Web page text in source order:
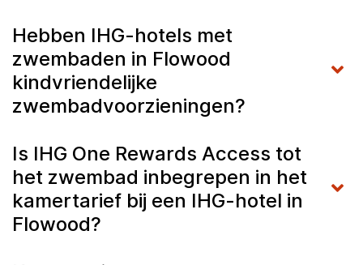
Hebben IHG-hotels met
zwembaden in Flowood
kindvriendelijke
zwembadvoorzieningen?
Is IHG One Rewards Access tot
het zwembad inbegrepen in het
kamertarief bij een IHG-hotel in
Flowood?